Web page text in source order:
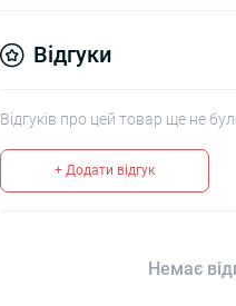
Відгуки
Відгуків про цей товар ще не
+ Додати відгук
Немає